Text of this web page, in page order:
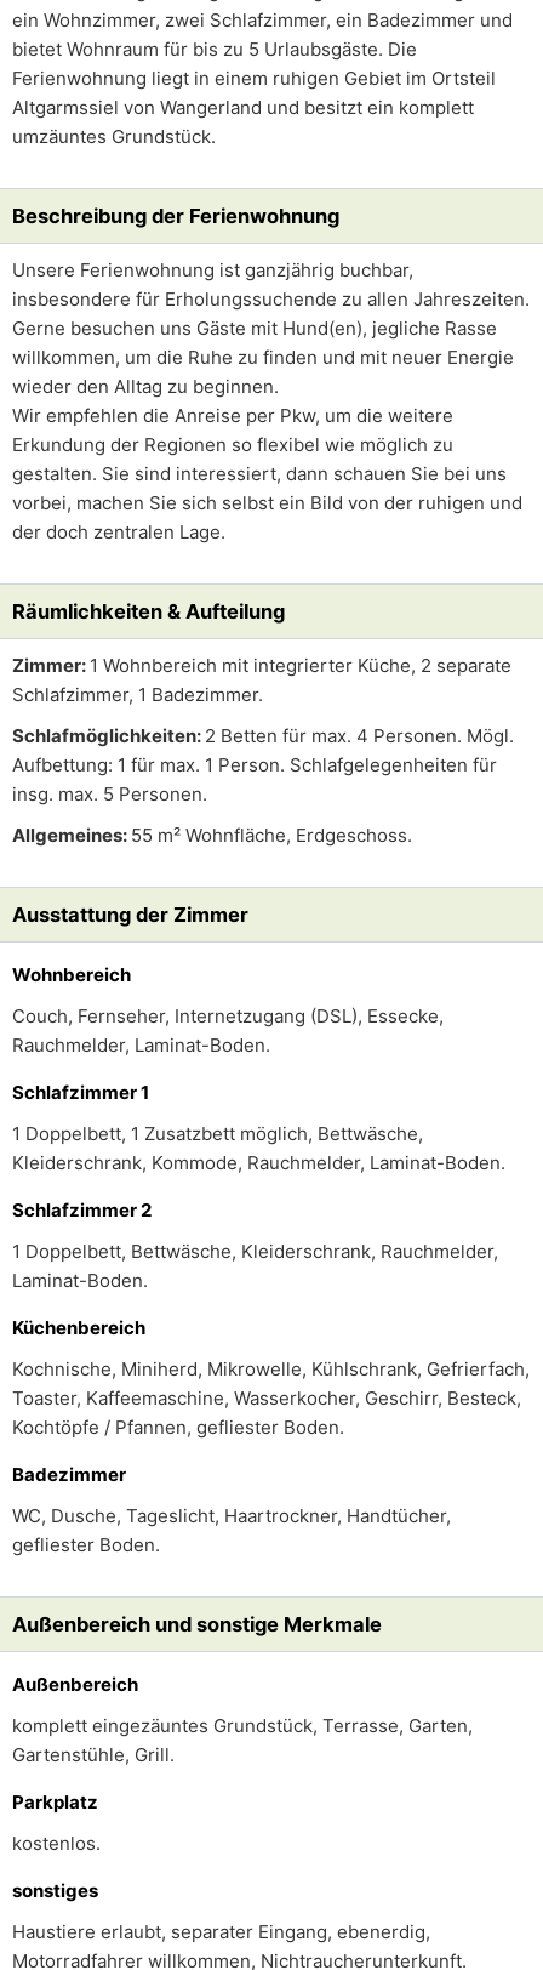
ein Wohnzimmer, zwei Schlafzimmer, ein Badezimmer und
bietet Wohnraum für bis zu 5 Urlaubsgäste. Die
Ferienwohnung liegt in einem ruhigen Gebiet im Ortsteil
Altgarmssiel von Wangerland und besitzt ein komplett
umzäuntes Grundstück.
Beschreibung der Ferienwohnung
Unsere Ferienwohnung ist ganzjährig buchbar,
insbesondere für Erholungssuchende zu allen Jahreszeiten.
Gerne besuchen uns Gäste mit Hund(en), jegliche Rasse
willkommen, um die Ruhe zu finden und mit neuer Energie
wieder den Alltag zu beginnen.
Wir empfehlen die Anreise per Pkw, um die weitere
Erkundung der Regionen so flexibel wie möglich zu
gestalten. Sie sind interessiert, dann schauen Sie bei uns
vorbei, machen Sie sich selbst ein Bild von der ruhigen und
der doch zentralen Lage.
Räumlichkeiten & Aufteilung
Zimmer: 1 Wohnbereich mit integrierter Küche, 2 separate
Schlafzimmer, 1 Badezimmer.
Schlafmöglichkeiten: 2 Betten für max. 4 Personen. Mögl.
Aufbettung: 1 für max. 1 Person. Schlafgelegenheiten für
insg. max. 5 Personen.
Allgemeines: 55 m² Wohnfläche, Erdgeschoss.
Ausstattung der Zimmer
Wohnbereich
Couch, Fernseher, Internetzugang (DSL), Essecke,
Rauchmelder, Laminat-Boden.
Schlafzimmer 1
1 Doppelbett, 1 Zusatzbett möglich, Bettwäsche,
Kleiderschrank, Kommode, Rauchmelder, Laminat-Boden.
Schlafzimmer 2
1 Doppelbett, Bettwäsche, Kleiderschrank, Rauchmelder,
Laminat-Boden.
Küchenbereich
Kochnische, Miniherd, Mikrowelle, Kühlschrank, Gefrierfach,
Toaster, Kaffeemaschine, Wasserkocher, Geschirr, Besteck,
Kochtöpfe / Pfannen, gefliester Boden.
Badezimmer
WC, Dusche, Tageslicht, Haartrockner, Handtücher,
gefliester Boden.
Außenbereich und sonstige Merkmale
Außenbereich
komplett eingezäuntes Grundstück, Terrasse, Garten,
Gartenstühle, Grill.
Parkplatz
kostenlos.
sonstiges
Haustiere erlaubt, separater Eingang, ebenerdig,
Motorradfahrer willkommen, Nichtraucherunterkunft.